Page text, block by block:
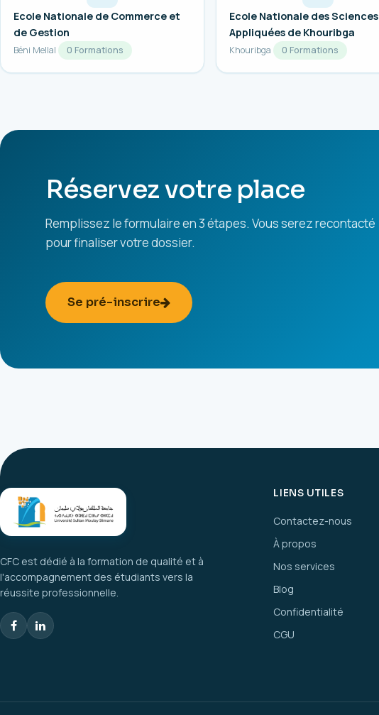
Ecole Nationale de Commerce et
de Gestion
Béni Mellal 0 Formations
Ecole Nationale des Sciences
Appliquées de Khouribga
Khouribga 0 Formations
Réservez votre place
Remplissez le formulaire en 3 étapes. Vous serez recontacté
pour finaliser votre dossier.
Se pré-inscrire
CFC est dédié à la formation de qualité et à
l'accompagnement des étudiants vers la
réussite professionnelle.
LIENS UTILES
Contactez-nous
À propos
Nos services
Blog
Confidentialité
CGU